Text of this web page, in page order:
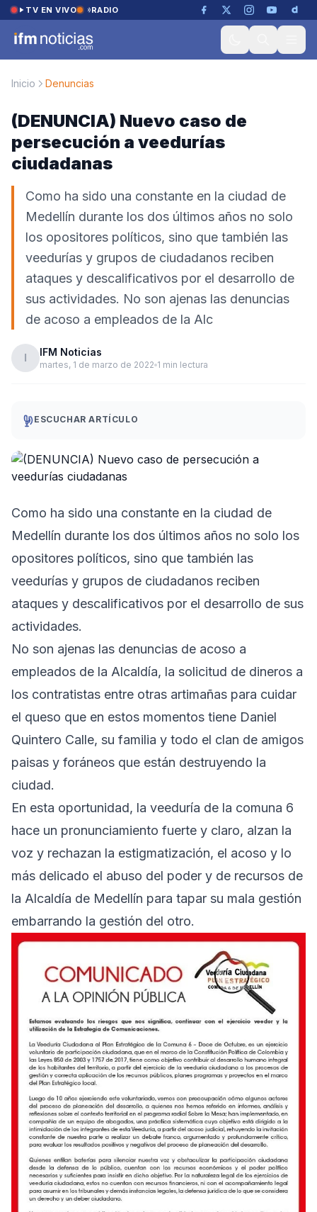
Saltar al contenido
TV EN VIVO RADIO
Inicio Denuncias
(DENUNCIA) Nuevo caso de
persecución a veedurías
ciudadanas
Como ha sido una constante en la ciudad de
Medellín durante los dos últimos años no solo
los opositores políticos, sino que también las
veedurías y grupos de ciudadanos reciben
ataques y descalificativos por el desarrollo de
sus actividades. No son ajenas las denuncias
de acoso a empleados de la Alc
I IFM Noticias
martes, 1 de marzo de 2022 1 min lectura
ESCUCHAR ARTÍCULO
Como ha sido una constante en la ciudad de
Medellín durante los dos últimos años no solo los
opositores políticos, sino que también las
veedurías y grupos de ciudadanos reciben
ataques y descalificativos por el desarrollo de sus
actividades.
No son ajenas las denuncias de acoso a
empleados de la Alcaldía, la solicitud de dineros a
los contratistas entre otras artimañas para cuidar
el queso que en estos momentos tiene Daniel
Quintero Calle, su familia y todo el clan de amigos
paisas y foráneos que están destruyendo la
ciudad.
En esta oportunidad, la veeduría de la comuna 6
hace un pronunciamiento fuerte y claro, alzan la
voz y rechazan la estigmatización, el acoso y lo
más delicado el abuso del poder y de recursos de
la Alcaldía de Medellín para tapar su mala gestión
embarrando la gestión del otro.